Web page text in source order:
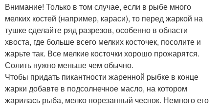
Внимание! Только в том случае, если в рыбе много
мелких костей (например, караси), то перед жаркой на
тушке сделайте ряд разрезов, особенно в области
хвоста, где больше всего мелких косточек, посолите и
жарьте так. Все мелкие косточки хорошо прожарятся.
Солить нужно меньше чем обычно.
Чтобы придать пикантности жаренной рыбке в конце
жарки добавте в подсолнечное масло, на котором
жарилась рыба, мелко порезанный чеснок. Немного его